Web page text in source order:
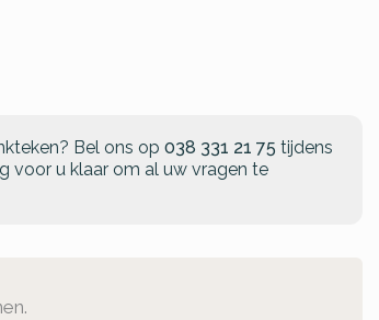
Bel ons op 038 331 21 75 tijdens
voor u klaar om al uw vragen te